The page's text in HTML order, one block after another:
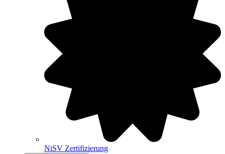
NiSV Zertifizierung